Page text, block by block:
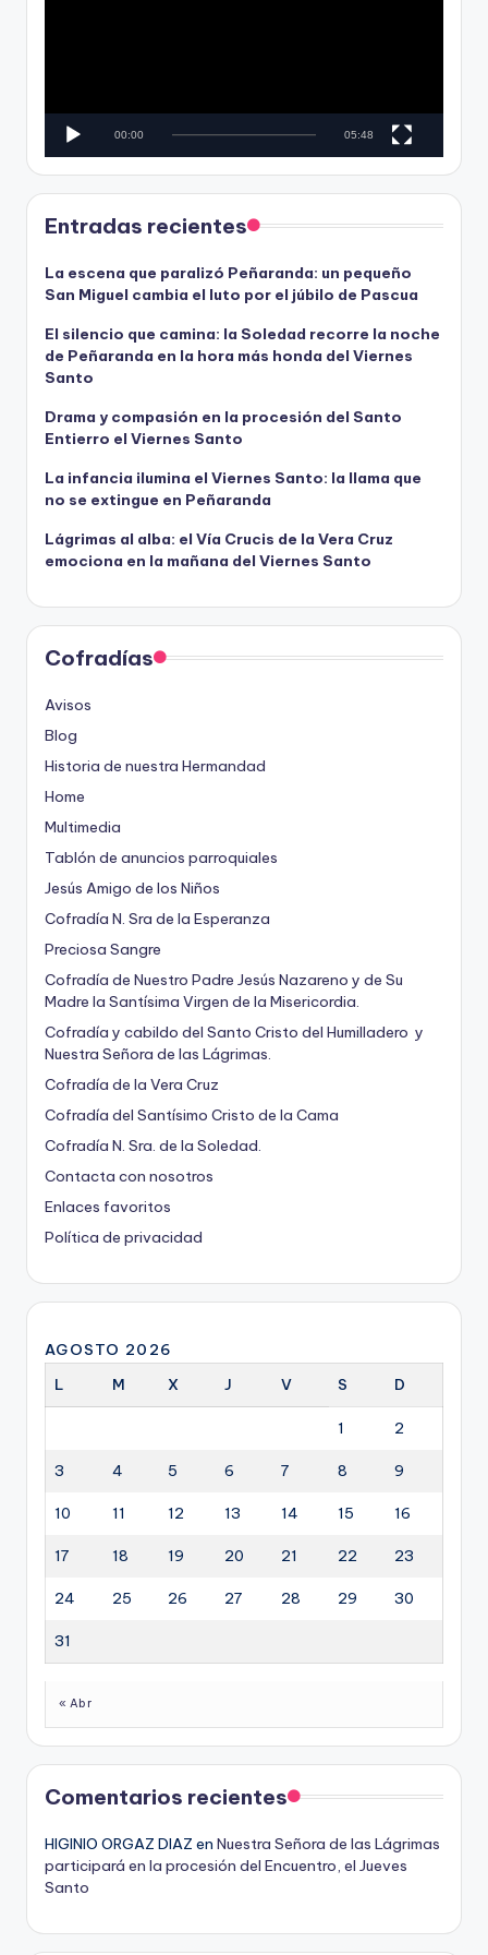
c
r
d
v
í
e
o
00:00 05:48
Entradas recientes
La escena que paralizó Peñaranda: un pequeño
San Miguel cambia el luto por el júbilo de Pascua
El silencio que camina: la Soledad recorre la noche
de Peñaranda en la hora más honda del Viernes
Santo
Drama y compasión en la procesión del Santo
Entierro el Viernes Santo
La infancia ilumina el Viernes Santo: la llama que
no se extingue en Peñaranda
Lágrimas al alba: el Vía Crucis de la Vera Cruz
emociona en la mañana del Viernes Santo
Cofradías
Avisos
Blog
Historia de nuestra Hermandad
Home
Multimedia
Tablón de anuncios parroquiales
Jesús Amigo de los Niños
Cofradía N. Sra de la Esperanza
Preciosa Sangre
Cofradía de Nuestro Padre Jesús Nazareno y de Su
Madre la Santísima Virgen de la Misericordia.
Cofradía y cabildo del Santo Cristo del Humilladero y
Nuestra Señora de las Lágrimas.
Cofradía de la Vera Cruz
Cofradía del Santísimo Cristo de la Cama
Cofradía N. Sra. de la Soledad.
Contacta con nosotros
Enlaces favoritos
Política de privacidad
AGOSTO 2026
L
M X J V S D
1 2
3 4 5 6 7 8 9
10 11 12 13 14 15 16
17 18 19 20 21 22 23
24 25 26 27 28 29 30
31
« Abr
Comentarios recientes
HIGINIO ORGAZ DIAZ en Nuestra Señora de las Lágrimas
participará en la procesión del Encuentro, el Jueves
Santo